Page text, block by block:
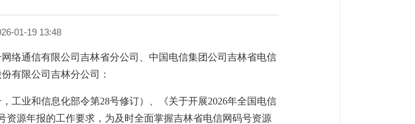
01-19 13:48
络通信有限公司吉林省分公司、中国电信集团公司吉林省电信
有限公司吉林分公司：
工业和信息化部令第28号修订）、《关于开展2026年全国电信
资源年报的工作要求，为及时全面掌握吉林省电信网码号资源